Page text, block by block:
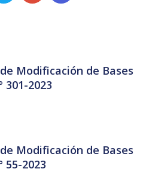
Modificación de Bases
301-2023
Modificación de Bases
55-2023